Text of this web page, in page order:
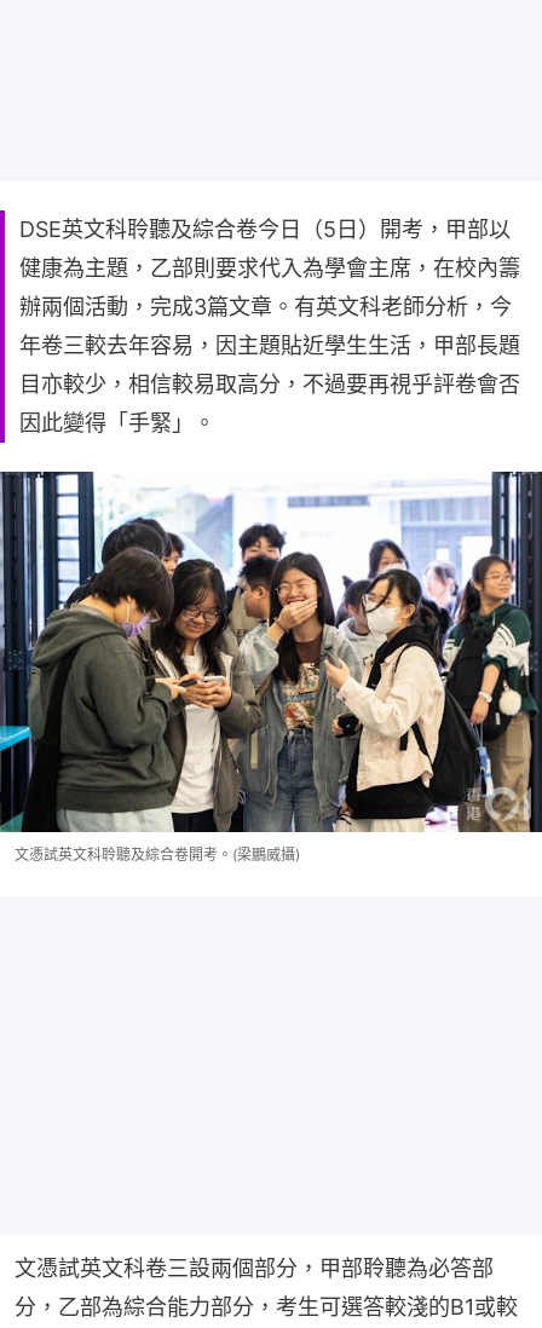
DSE英文科聆聽及綜合卷今日（5日）開考，甲部以
健康為主題，乙部則要求代入為學會主席，在校內籌
辦兩個活動，完成3篇文章。有英文科老師分析，今
年卷三較去年容易，因主題貼近學生生活，甲部長題
目亦較少，相信較易取高分，不過要再視乎評卷會否
因此變得「手緊」。
文憑試英文科聆聽及綜合卷開考。(梁鵬威攝)
文憑試英文科卷三設兩個部分，甲部聆聽為必答部
分，乙部為綜合能力部分，考生可選答較淺的B1或較